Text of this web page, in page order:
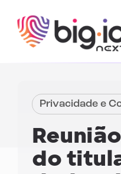
Privacidade e
Reunião
do